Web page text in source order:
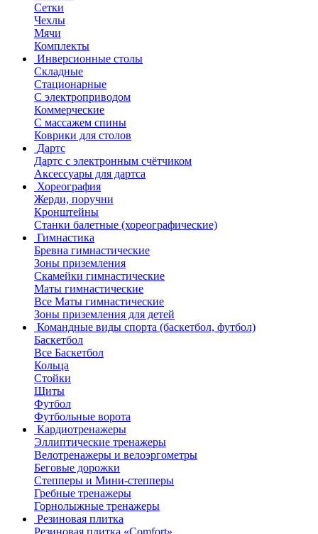
Сетки
Чехлы
Мячи
Комплекты
Инверсионные столы
Складные
Стационарные
С электроприводом
Коммерческие
С массажем спины
Коврики для столов
Дартс
Дартс с электронным счётчиком
Аксессуары для дартса
Хореография
Жерди, поручни
Кронштейны
Станки балетные (хореографические)
Гимнастика
Бревна гимнастические
Зоны приземления
Скамейки гимнастические
Маты гимнастические
Все Маты гимнастические
Зоны приземления для детей
Командные виды спорта (баскетбол, футбол)
Баскетбол
Все Баскетбол
Кольца
Стойки
Щиты
Футбол
Футбольные ворота
Кардиотренажеры
Эллиптические тренажеры
Велотренажеры и велоэргометры
Беговые дорожки
Степперы и Мини-степперы
Гребные тренажеры
Горнолыжные тренажеры
Резиновая плитка
Резиновая плитка «Comfort»